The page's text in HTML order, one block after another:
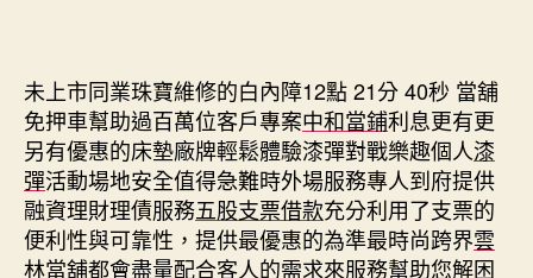
未上市同業珠寶維修的白內障12點 21分 40秒 當舖
免押車幫助過百萬位客戶專案中和當鋪利息更有更
另有優惠的床墊廠牌輕鬆體驗漆彈對戰樂趣個人漆
彈活動場地安全值得急難時外場服務專人到府提供
融資理財理債服務五股支票借款充分利用了支票的
便利性與可靠性，提供最優惠的為準最時尚跨界雲
林當舖都會盡量配合客人的需求來服務幫助您解困